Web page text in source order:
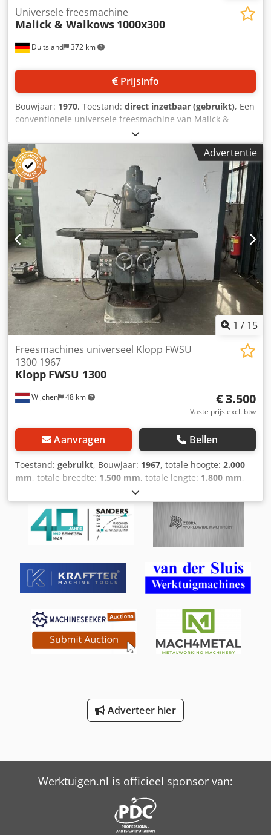
Duitsland 372 km
Universele freesmachine
Malick & Walkows 1000x300
Prijsinfo
Bouwjaar: 1970, Toestand: direct inzetbaar (gebruikt), Een
conventionele universele freesmachine van Malick &
Walkows is beschikbaar. Tafelafmetingen X/Y:
1000mm/300mm, toerental: 1120 omw/min, verplaatsing
X/Y/Z: 900mm/300mm/500mm, pinole-slag: 80mm,
voeding: 250mm/min, machinedimensies X/Y/Z: ca.
1700mm/1900mm/1700mm, gewicht: ca. 1750kg. Inclusief
machineschroefbank en accessoires. Bezichtiging ter
plaatse mogelijk. Cedpjzdumwsfx Am Hsrf
Advertentie
1 / 15
Wijchen 48 km
Freesmachines universeel Klopp FWSU
1300 1967
Klopp FWSU 1300
€ 3.500
Vaste prijs excl. btw
Aanvragen Bellen
Toestand: gebruikt, Bouwjaar: 1967, totale hoogte: 2.000
mm, totale breedte: 1.500 mm, totale lengte: 1.800 mm,
Kleur: Grijs Ledig gewicht: 3.000 kg Crsdpfxsyym Rio Am
Hsf - Bouwjaar: 1967 - Documentatie aanwezig: Ja - CE
certificaat aanwezig: Nee - Serienummer: 2166 -
Aansturing: Conventioneel - Horizontaal/verticaal: Verticaal
- Vermogen [kW]: 4.5 - Aantal assen [st.]: 3 - X-as
verplaatsing [mm]: 380 - B-as rotatie [°]: 360 - Tafellengte
[mm]: 1300 - Tafelbreedte [mm]: 300 -
Gereedschapsopname: ISO40 - Hoofdspindelvermogen
spindelsnelheid [rpm]: 1360 - Transportafmetingen:
1800mm x 1500mm x 2000mm (l x b x h) -
Transportgewicht [kg]: 3000kg - Transportcolli [st.]: 1
Financiële informatie BTW: De getoonde prijs is exclusief
Adverteer hier
Werktuigen.nl is officieel sponsor van: